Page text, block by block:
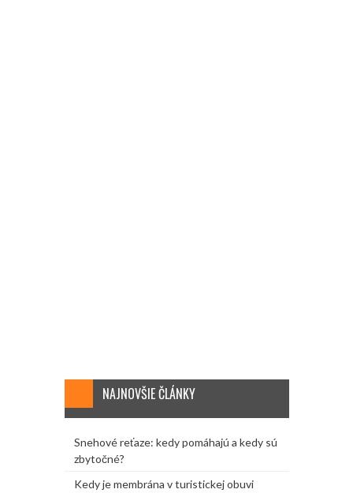
NAJNOVŠIE ČLÁNKY
Snehové reťaze: kedy pomáhajú a kedy sú
zbytočné?
Kedy je membrána v turistickej obuvi